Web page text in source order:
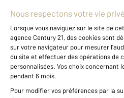
Mentions légales & CGU et
Données